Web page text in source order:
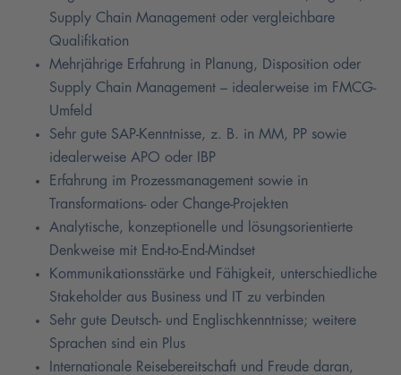
Supply Chain Management oder vergleichbare
Qualifikation
Mehrjährige Erfahrung in Planung, Disposition oder
Supply Chain Management – idealerweise im FMCG-
Umfeld
Sehr gute SAP-Kenntnisse, z. B. in MM, PP sowie
idealerweise APO oder IBP
Erfahrung im Prozessmanagement sowie in
Transformations- oder Change-Projekten
Analytische, konzeptionelle und lösungsorientierte
Denkweise mit End-to-End-Mindset
Kommunikationsstärke und Fähigkeit, unterschiedliche
Stakeholder aus Business und IT zu verbinden
Sehr gute Deutsch- und Englischkenntnisse; weitere
Sprachen sind ein Plus
Internationale Reisebereitschaft und Freude daran,